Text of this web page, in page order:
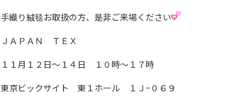
手織り絨毯お取扱の方、是非ご来場ください
ＪＡＰＡＮ ＴＥＸ
１１月１２日〜１４日 １０時〜１７時
東京ビックサイト 東１ホール １Ｊ−０６９